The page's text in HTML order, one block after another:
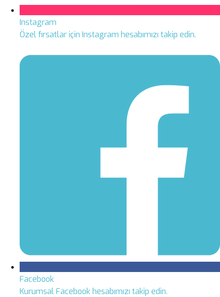
Instagram
Özel fırsatlar için Instagram hesabımızı takip edin.
Facebook
Kurumsal Facebook hesabımızı takip edin.